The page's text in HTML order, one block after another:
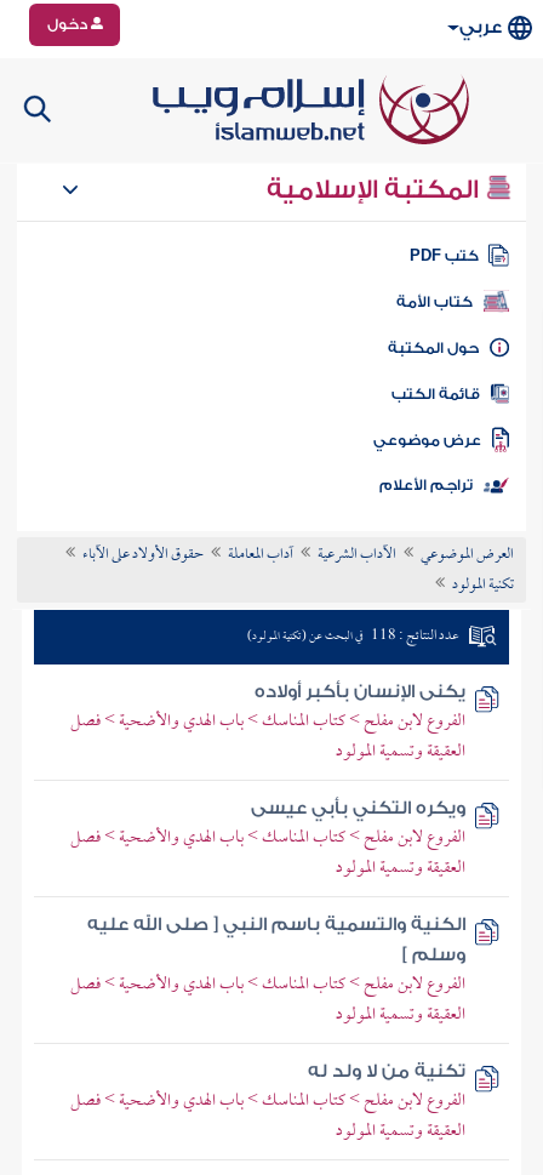
عربي دخول
المكتبة الإسلامية
كتب PDF
كتاب الأمة
المكتبة
الكتب
موضوعي
تراجم الأعلام
العرض الموضوعي الآداب الشرعية آداب المعاملة
حقوق الأولاد على الآباء
تكنية المولود
عدد النتائج : 118 في البحث عن (تكنية المولود)
يكنى الإنسان بأكبر أولاده
الفروع لابن مفلح > كتاب المناسك > باب الهدي والأضحية > فصل
العقيقة وتسمية المولود
ويكره التكني بأبي عيسى
الفروع لابن مفلح > كتاب المناسك > باب الهدي والأضحية > فصل
العقيقة وتسمية المولود
الكنية والتسمية باسم النبي [ صلى الله عليه
وسلم ]
الفروع لابن مفلح > كتاب المناسك > باب الهدي والأضحية > فصل
العقيقة وتسمية المولود
تكنية من لا ولد له
الفروع لابن مفلح > كتاب المناسك > باب الهدي والأضحية > فصل
العقيقة وتسمية المولود